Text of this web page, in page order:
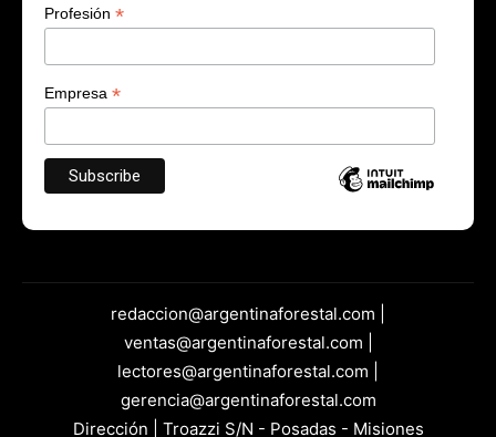
Profesión *
Empresa *
redaccion@argentinaforestal.com |
ventas@argentinaforestal.com |
lectores@argentinaforestal.com |
gerencia@argentinaforestal.com
Dirección | Troazzi S/N - Posadas - Misiones